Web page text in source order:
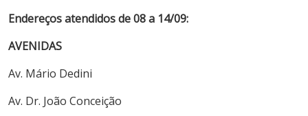
Endereços atendidos de 08 a 14/09:
AVENIDAS
Av. Mário Dedini
Av. Dr. João Conceição